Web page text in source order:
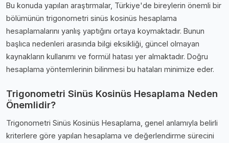
Bu konuda yapılan araştırmalar, Türkiye'de bireylerin önemli bir
bölümünün trigonometri sinüs kosinüs hesaplama
hesaplamalarını yanlış yaptığını ortaya koymaktadır. Bunun
başlıca nedenleri arasında bilgi eksikliği, güncel olmayan
kaynakların kullanımı ve formül hatası yer almaktadır. Doğru
hesaplama yöntemlerinin bilinmesi bu hataları minimize eder.
Trigonometri Sinüs Kosinüs Hesaplama Neden
Önemlidir?
Trigonometri Sinüs Kosinüs Hesaplama, genel anlamıyla belirli
kriterlere göre yapılan hesaplama ve değerlendirme sürecini